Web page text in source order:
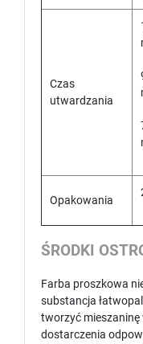
Czas
utwardzania
Opakowania
ŚRODKI
Farba proszkowa
substancja
tworzyć
dostarczenia